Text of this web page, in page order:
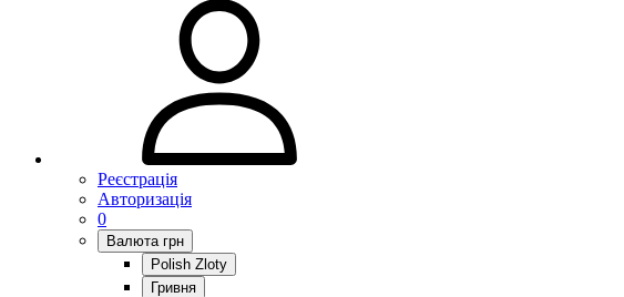
Реєстрація
Авторизація
0
Валюта грн
Polish Zloty
Гривня